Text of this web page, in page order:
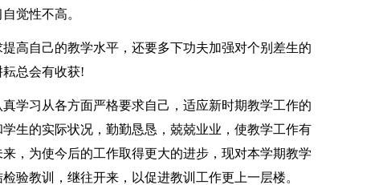
觉性不高。
高自己的教学水平，还要多下功夫加强对个别差生的
总会有收获!
学习从各方面严格要求自己，适应新时期教学工作的
生的实际状况，勤勤恳恳，兢兢业业，使教学工作有
，为使今后的工作取得更大的进步，现对本学期教学
验教训，继往开来，以促进教训工作更上一层楼。